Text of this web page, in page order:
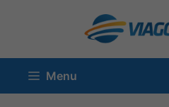
contenuto
Menu